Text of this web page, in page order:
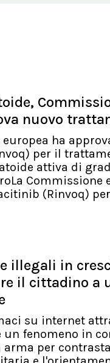
nuovo
ha
per il
attiva di
Commissione
(Rinvoq)
illegali in
il cittadino a
su internet
un fenomeno in
arma per